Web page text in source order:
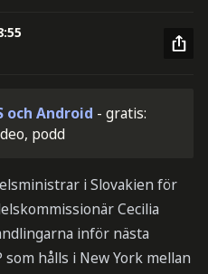
och Android - gratis:
podd
i Slovakien för
Cecilia
inför nästa
hålls i New York mellan